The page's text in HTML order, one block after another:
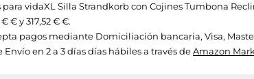
vidaXL Silla Strandkorb con Cojines Tumbona
€ y 317,52 € €.
pagos mediante Domiciliación bancaria, Visa,
en 2 a 3 días días hábiles a través deAmazon